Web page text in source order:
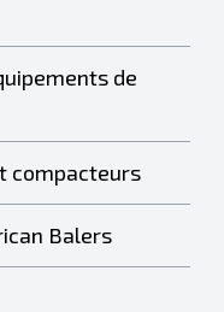
de
compacteurs
Balers